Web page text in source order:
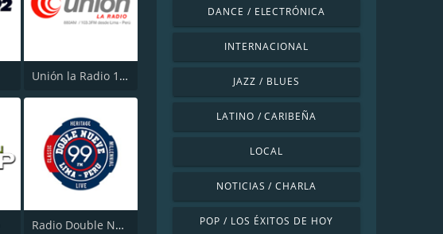
Unión la Radio 103.3 FM
Radio Double Nueve - Classic
DANCE / ELECTRÓNICA
INTERNACIONAL
JAZZ / BLUES
LATINO / CARIBEÑA
LOCAL
NOTICIAS / CHARLA
POP / LOS ÉXITOS DE HOY